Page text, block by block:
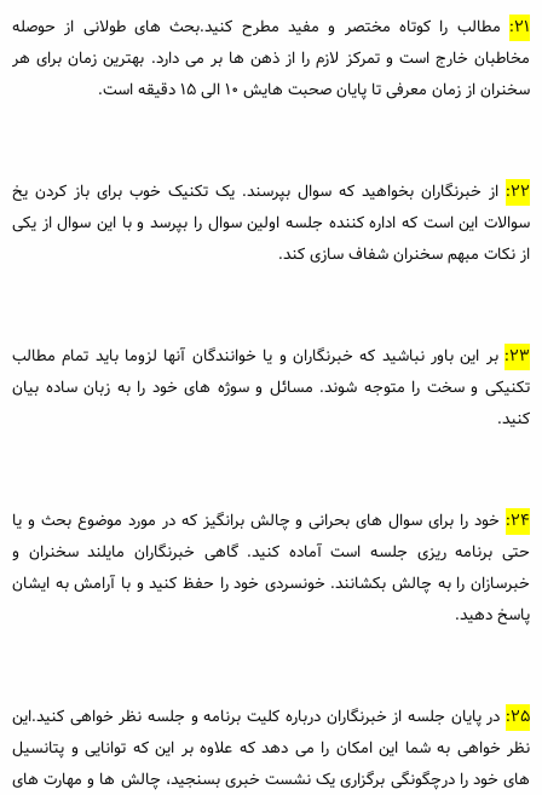
21: مطالب را کوتاه مختصر و مفید مطرح کنید.بحث های طولانی از حوصله
مخاطبان خارج است و تمرکز لازم را از ذهن ها بر می دارد. بهترین زمان برای هر
سخنران از زمان معرفی تا پایان صحبت هایش ۱۰ الی ۱۵ دقیقه است.
22: از خبرنگاران بخواهید که سوال بپرسند. یک تکنیک خوب برای باز کردن یخ
سوالات این است که اداره کننده جلسه اولین سوال را بپرسد و با این سوال از یکی
از نکات مبهم سخنران شفاف سازی کند.
23: بر این باور نباشید که خبرنگاران و یا خوانندگان آنها لزوما باید تمام مطالب
تکنیکی و سخت را متوجه شوند. مسائل و سوژه های خود را به زبان ساده بیان
کنید.
24: خود را برای سوال های بحرانی و چالش برانگیز که در مورد موضوع بحث و یا
حتی برنامه ریزی جلسه است آماده کنید. گاهی خبرنگاران مایلند سخنران و
خبرسازان را به چالش بکشانند. خونسردی خود را حفظ کنید و با آرامش به ایشان
پاسخ دهید.
25: در پایان جلسه از خبرنگاران درباره کلیت برنامه و جلسه نظر خواهی کنید.این
نظر خواهی به شما این امکان را می دهد که علاوه بر این که توانایی و پتانسیل
های خود را درچگونگی برگزاری یک نشست خبری بسنجید، چالش ها و مهارت های